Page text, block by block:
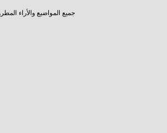
جميع المواضيع والأراء